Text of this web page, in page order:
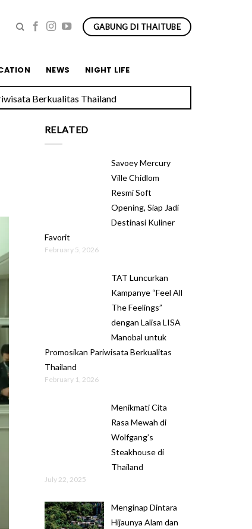
GABUNG DI THAITUBE
NEWS NIGHT LIFE
Berkualitas Thailand
RELATED
Savoey Mercury
Ville Chidlom
Resmi Soft
Opening, Siap Jadi
Destinasi Kuliner
Favorit
February 5, 2026
TAT Luncurkan
Kampanye “Feel All
The Feelings”
dengan Lalisa LISA
Manobal untuk
Promosikan Pariwisata Berkualitas
Thailand
February 1, 2026
Menikmati Cita
Rasa Mewah di
Wolfgang’s
Steakhouse di
Thailand
July 22, 2025
Menginap Dintara
Hijaunya Alam dan